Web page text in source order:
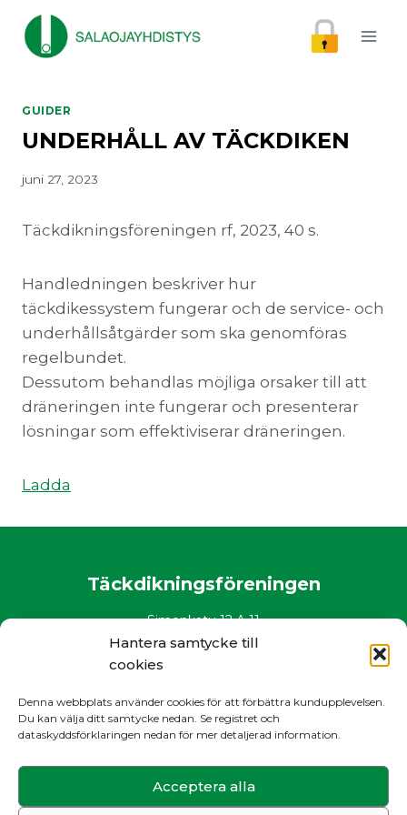
Hantera samtycke till
cookies
Denna webbplats använder cookies för att förbättra kundupplevelsen.
Du kan välja ditt samtycke nedan. Se registret och
dataskyddsförklaringen nedan för mer detaljerad information.
Acceptera alla
content
GUIDER
UNDERHÅLL AV TÄCKDIKEN
juni 27, 2023
Täckdikningsföreningen rf, 2023, 40 s.
Handledningen beskriver hur
täckdikessystem fungerar och de service- och
underhållsåtgärder som ska genomföras
regelbundet.
Dessutom behandlas möjliga orsaker till att
dräneringen inte fungerar och presenterar
lösningar som effektiviserar dräneringen.
Ladda
Täckdikningsföreningen
Simonkatu 12 A 11
00100 Helsinki
puh. 0400 882 136
salaojayhdistys@salaojayhdistys.fi
Register- och dataskyddsbeskrivning